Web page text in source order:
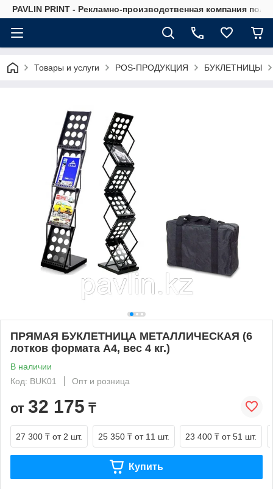
PAVLIN PRINT - Рекламно-производственная компания
Товары и услуги POS-ПРОДУКЦИЯ БУКЛЕТНИЦЫ
ПРЯМАЯ БУКЛЕТНИЦА МЕТАЛЛИЧЕСКАЯ (6
лотков формата А4, вес 4 кг.)
В наличии
Код: BUK01
Опт и розница
от 32 175 ₸
27 300 ₸ от 2 шт. 25 350 ₸ от 11 шт. 23 400 ₸ от 51 шт.
Купить